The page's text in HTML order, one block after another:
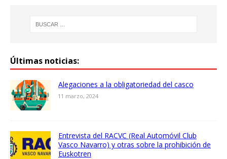
Últimas noticias:
Alegaciones a la obligatoriedad del casco
11 marzo, 2024
Entrevista del RACVC (Real Automóvil Club
Vasco Navarro) y otras sobre la prohibición de
Euskotren